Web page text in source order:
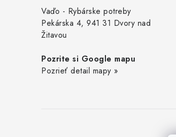
Vaďo - Rybárske potreby
Pekárska 4, 941 31 Dvory nad
Žitavou
Pozrite si Google mapu
Pozrieť detail mapy »